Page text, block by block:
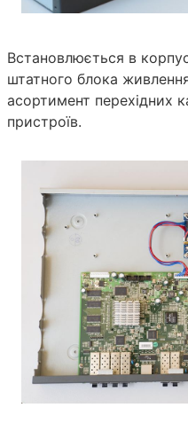
Встановлюється в
штатного блока
асортимент перехідних
пристроїв.